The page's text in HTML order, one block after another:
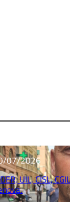
07/2026
UIL, CISL,